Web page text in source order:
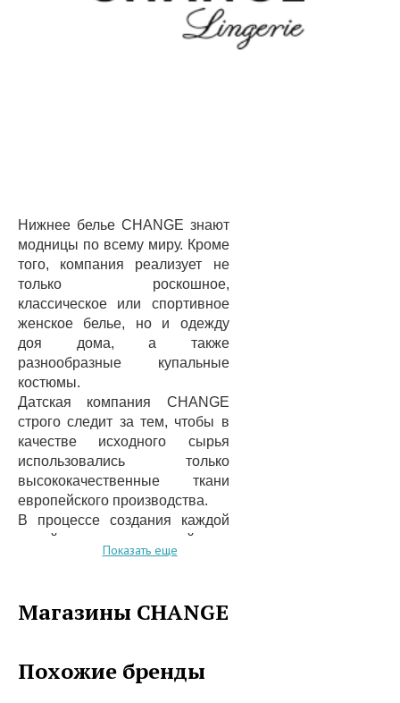
Нижнее белье CHANGE знают
модницы по всему миру. Кроме
того, компания реализует не
только роскошное,
классическое или спортивное
женское белье, но и одежду
доя дома, а также
разнообразные купальные
костюмы.
Датская компания CHANGE
строго следит за тем, чтобы в
качестве исходного сырья
использовались только
высококачественные ткани
европейского производства.
В процессе создания каждой
новой коллекции дизайнеры
CHANGE обращают внимание
поэтому актуальность изделий
При этом ассортимент
Показать еще
Магазины CHANGE
Похожие бренды